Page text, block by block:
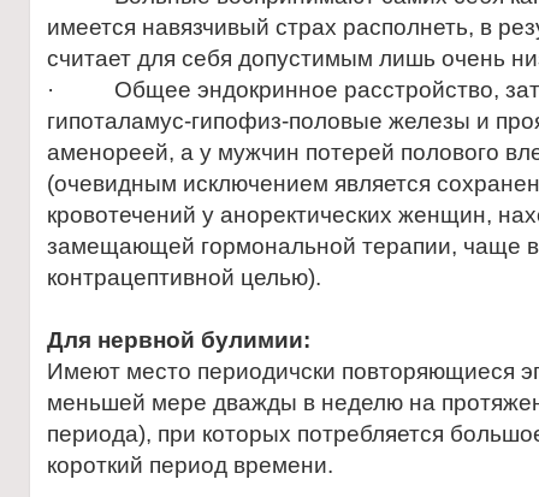
имеется навязчивый страх располнеть, в
считает для себя допустимым лишь очень
· Общее эндокринное расстройство,
гипоталамус-гипофиз-половые железы и
аменореей, а у мужчин потерей полового
(очевидным исключением является
кровотечений у аноректических женщин,
замещающей гормональной терапии, чаще
контрацептивной целью).
Для нервной булимии:
Имеют место периодичски повторяющиеся
меньшей мере дважды в неделю на
периода), при которых потребляется
короткий период времени.